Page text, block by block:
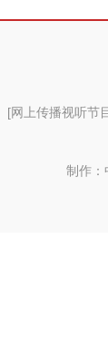
[网上传播视听节
制作